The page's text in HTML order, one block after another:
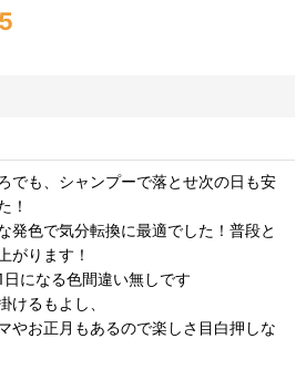
5
でも、シャンプーで落とせ次の日も安
！
発色で気分転換に最適でした！普段と
がります！
になる色間違い無しです
けるもよし、
やお正月もあるので楽しさ目白押しな